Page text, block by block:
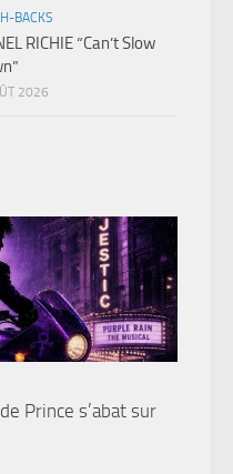
BACKS
RICHIE “Can’t Slow
2026
Prince s’abat sur